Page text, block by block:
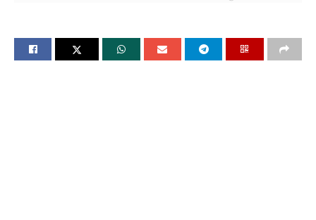
केदार के दरबार में उमड़ पड़ा. इस अद्वभुत पल के साक्षी बनने के लिए बड़ी